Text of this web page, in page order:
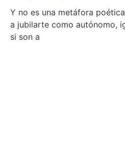
Y no es una metáfora
a jubilarte como autónomo,
si son a